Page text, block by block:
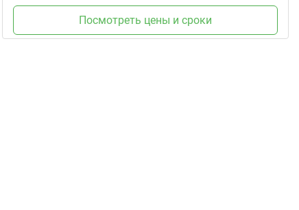
Посмотреть цены и сроки